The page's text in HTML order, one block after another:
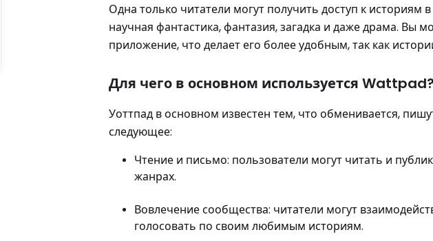
Одна только читатели могут получить доступ к историям
научная фантастика, фантазия, загадка и даже драма. Вы
приложение, что делает его более удобным, так как
Для чего в основном используется Wattpad?
Уоттпад в основном известен тем, что обменивается,
следующее:
Чтение и письмо: пользователи могут читать и
жанрах.
Вовлечение сообщества: читатели могут
голосовать по своим любимым историям.